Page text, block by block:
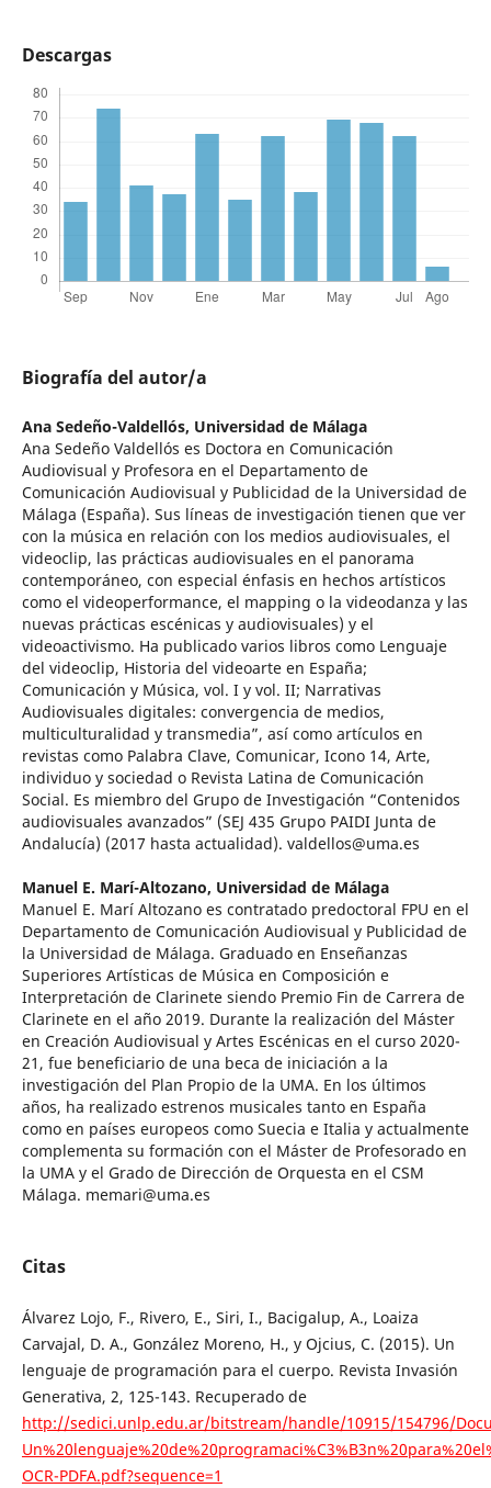
Descargas
Biografía del autor/a
Ana Sedeño-Valdellós, Universidad de Málaga
Ana Sedeño Valdellós es Doctora en Comunicación
Audiovisual y Profesora en el Departamento de
Comunicación Audiovisual y Publicidad de la Universidad de
Málaga (España). Sus líneas de investigación tienen que ver
con la música en relación con los medios audiovisuales, el
videoclip, las prácticas audiovisuales en el panorama
contemporáneo, con especial énfasis en hechos artísticos
como el videoperformance, el mapping o la videodanza y las
nuevas prácticas escénicas y audiovisuales) y el
videoactivismo. Ha publicado varios libros como Lenguaje
del videoclip, Historia del videoarte en España;
Comunicación y Música, vol. I y vol. II; Narrativas
Audiovisuales digitales: convergencia de medios,
multiculturalidad y transmedia”, así como artículos en
revistas como Palabra Clave, Comunicar, Icono 14, Arte,
individuo y sociedad o Revista Latina de Comunicación
Social. Es miembro del Grupo de Investigación “Contenidos
audiovisuales avanzados” (SEJ 435 Grupo PAIDI Junta de
Andalucía) (2017 hasta actualidad). valdellos@uma.es
Manuel E. Marí-Altozano, Universidad de Málaga
Manuel E. Marí Altozano es contratado predoctoral FPU en el
Departamento de Comunicación Audiovisual y Publicidad de
la Universidad de Málaga. Graduado en Enseñanzas
Superiores Artísticas de Música en Composición e
Interpretación de Clarinete siendo Premio Fin de Carrera de
Clarinete en el año 2019. Durante la realización del Máster
en Creación Audiovisual y Artes Escénicas en el curso 2020-
21, fue beneficiario de una beca de iniciación a la
investigación del Plan Propio de la UMA. En los últimos
años, ha realizado estrenos musicales tanto en España
como en países europeos como Suecia e Italia y actualmente
complementa su formación con el Máster de Profesorado en
la UMA y el Grado de Dirección de Orquesta en el CSM
Málaga. memari@uma.es
Citas
Álvarez Lojo, F., Rivero, E., Siri, I., Bacigalup, A., Loaiza
Carvajal, D. A., González Moreno, H., y Ojcius, C. (2015). Un
lenguaje de programación para el cuerpo. Revista Invasión
Generativa, 2, 125-143. Recuperado de
http://sedici.unlp.edu.ar/bitstream/handle/10915/154796/
OCR-PDFA.pdf?sequence=1